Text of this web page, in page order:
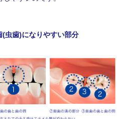
(虫歯)になりやすい部分